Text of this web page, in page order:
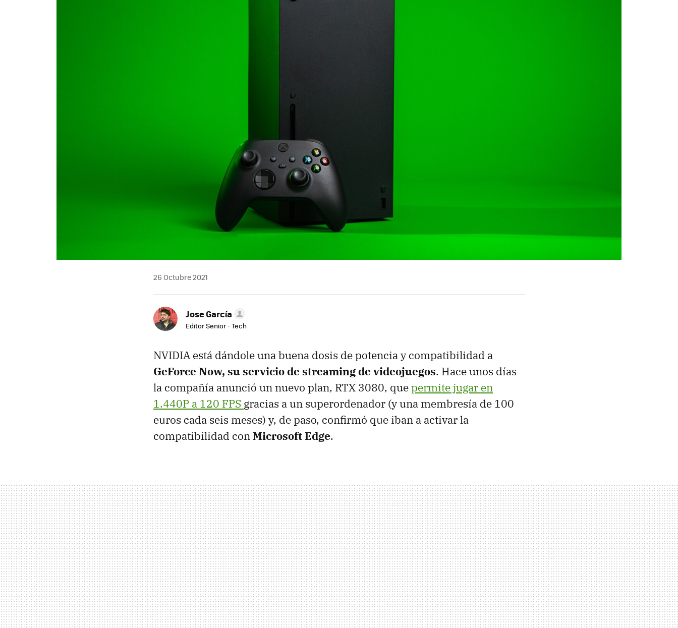
26 Octubre 2021
Jose García
Editor Senior - Tech
NVIDIA está dándole una buena dosis de potencia y compatibilidad a
GeForce Now, su servicio de streaming de videojuegos. Hace unos días
la compañía anunció un nuevo plan, RTX 3080, quepermite jugar en
1.440P a 120 FPS gracias a un superordenador (y una membresía de 100
euros cada seis meses) y, de paso, confirmó que iban a activar la
compatibilidad conMicrosoft Edge.